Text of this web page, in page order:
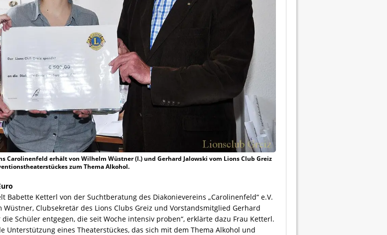
Carolinenfeld erhält von Wilhelm Wüstner (l.) und Gerhard Jalowski vom Lions Club Greiz
zum Thema Alkohol.
Babette Ketterl von der Suchtberatung des Diakonievereins „Carolinenfeld“ e.V.
Clubsekretär des Lions Clubs Greiz und Vorstandsmitglied Gerhard
Schüler entgegen, die seit Woche intensiv proben“, erklärte dazu Frau Ketterl.
eines Theaterstückes, das sich mit dem Thema Alkohol und